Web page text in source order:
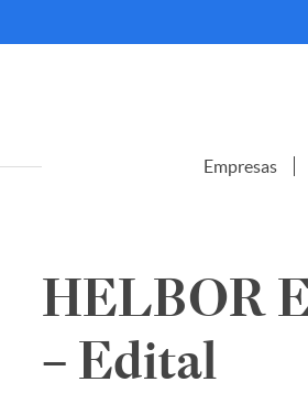
Empresas
HELBOR
– Edital